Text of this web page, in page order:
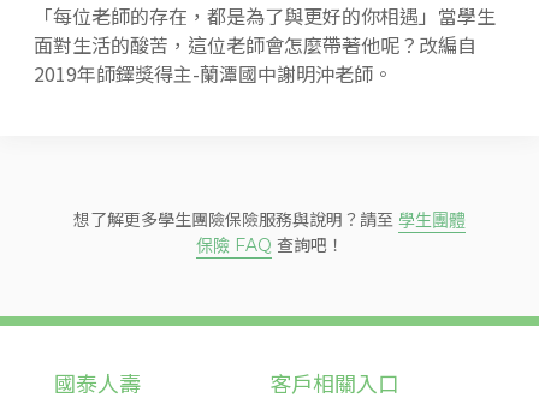
「每位老師的存在，都是為了與更好的你相遇」當學生
面對生活的酸苦，這位老師會怎麼帶著他呢？改編自
2019年師鐸獎得主-蘭潭國中謝明沖老師。
想了解更多學生團險保險服務與說明？請至 學生團體
保險 FAQ 查詢吧！
國泰人壽 客戶相關入口